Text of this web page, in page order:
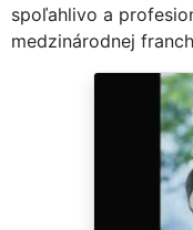
spoľahlivo a
medzinárodnej